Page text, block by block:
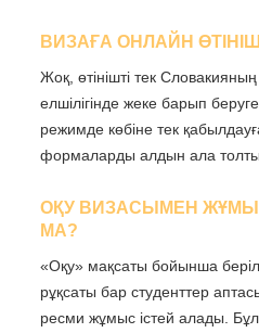
ВИЗАҒА ОНЛАЙН
Жоқ, өтінішті тек
елшілігінде жеке барып
режимде көбіне тек
формаларды алдын ала
ОҚУ ВИЗАСЫМЕН
МА?
«Оқу» мақсаты бойынша
рұқсаты бар студенттер
ресми жұмыс істей алады.